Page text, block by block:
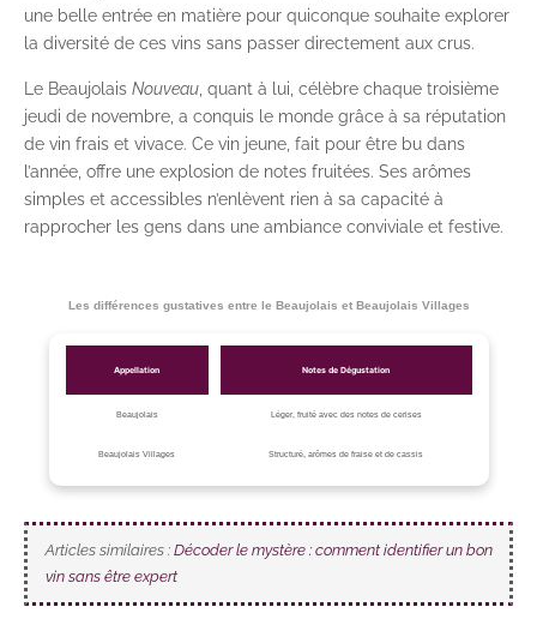
une belle entrée en matière pour quiconque souhaite explorer
la diversité de ces vins sans passer directement aux crus.
Le Beaujolais Nouveau, quant à lui, célèbre chaque troisième
jeudi de novembre, a conquis le monde grâce à sa réputation
de vin frais et vivace. Ce vin jeune, fait pour être bu dans
l’année, offre une explosion de notes fruitées. Ses arômes
simples et accessibles n’enlèvent rien à sa capacité à
rapprocher les gens dans une ambiance conviviale et festive.
Les différences gustatives entre le Beaujolais et Beaujolais Villages
Appellation Notes de Dégustation
Beaujolais Léger, fruité avec des notes de cerises
Beaujolais Villages Structuré, arômes de fraise et de cassis
Articles similaires : Décoder le mystère : comment identifier un bon
vin sans être expert